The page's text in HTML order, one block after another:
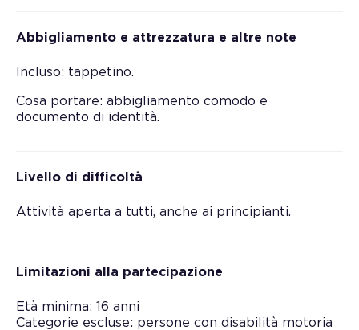
Abbigliamento e attrezzatura e altre note
Incluso: tappetino.
Cosa portare: abbigliamento comodo e
documento di identità.
Livello di difficoltà
Attività aperta a tutti, anche ai principianti.
Limitazioni alla partecipazione
Età minima: 16 anni
Categorie escluse: persone con disabilità motoria